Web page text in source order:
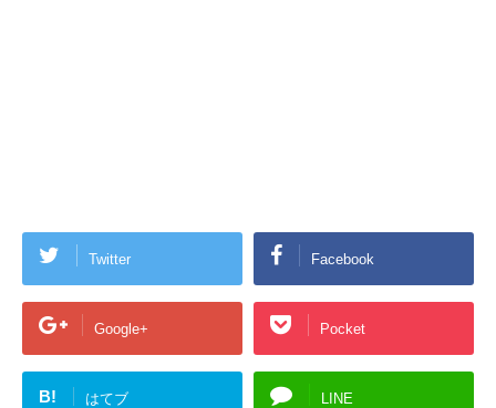
Twitter Facebook
Google+ Pocket
B! はてブ LINE